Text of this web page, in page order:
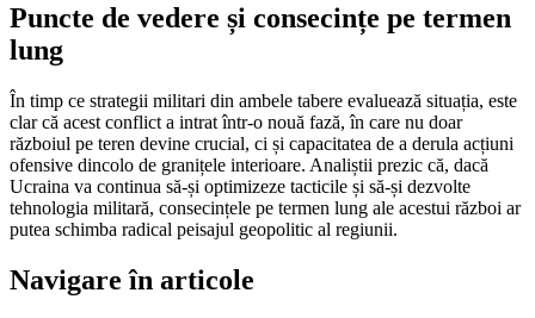
Puncte de vedere și consecințe pe termen
lung
În timp ce strategii militari din ambele tabere evaluează situația, este
clar că acest conflict a intrat într-o nouă fază, în care nu doar
războiul pe teren devine crucial, ci și capacitatea de a derula acțiuni
ofensive dincolo de granițele interioare. Analiștii prezic că, dacă
Ucraina va continua să-și optimizeze tacticile și să-și dezvolte
tehnologia militară, consecințele pe termen lung ale acestui război ar
putea schimba radical peisajul geopolitic al regiunii.
Navigare în articole